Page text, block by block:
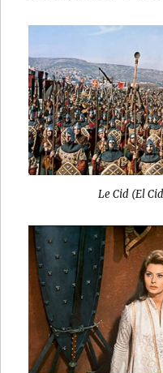
Le Cid (El